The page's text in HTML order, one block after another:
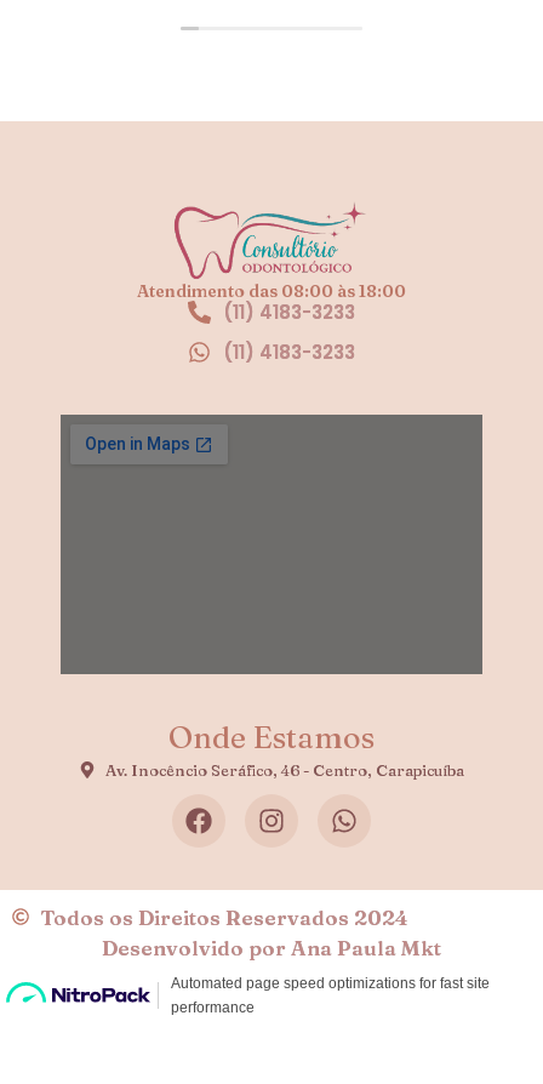
Atendimento das 08:00 às 18:00
(11) 4183-3233
(11) 4183-3233
Onde Estamos
Av. Inocêncio Seráfico, 46 - Centro, Carapicuíba
Desenvolvido por Ana Paula Mkt
Todos os Direitos Reservados 2024